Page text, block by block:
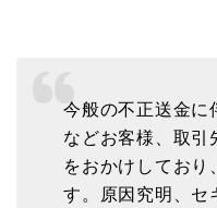
今般の不正送金に
などお客様、取引
をおかけしており
す。原因究明、セ